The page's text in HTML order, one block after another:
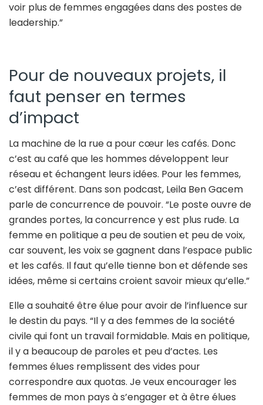
voir plus de femmes engagées dans des postes de
leadership.”
Pour de nouveaux projets, il
faut penser en termes
d’impact
La machine de la rue a pour cœur les cafés. Donc
c’est au café que les hommes développent leur
réseau et échangent leurs idées. Pour les femmes,
c’est différent. Dans son podcast, Leila Ben Gacem
parle de concurrence de pouvoir. “Le poste ouvre de
grandes portes, la concurrence y est plus rude. La
femme en politique a peu de soutien et peu de voix,
car souvent, les voix se gagnent dans l’espace public
et les cafés. Il faut qu’elle tienne bon et défende ses
idées, même si certains croient savoir mieux qu’elle.”
Elle a souhaité être élue pour avoir de l’influence sur
le destin du pays. “Il y a des femmes de la société
civile qui font un travail formidable. Mais en politique,
il y a beaucoup de paroles et peu d’actes. Les
femmes élues remplissent des vides pour
correspondre aux quotas. Je veux encourager les
femmes de mon pays à s’engager et à être élues